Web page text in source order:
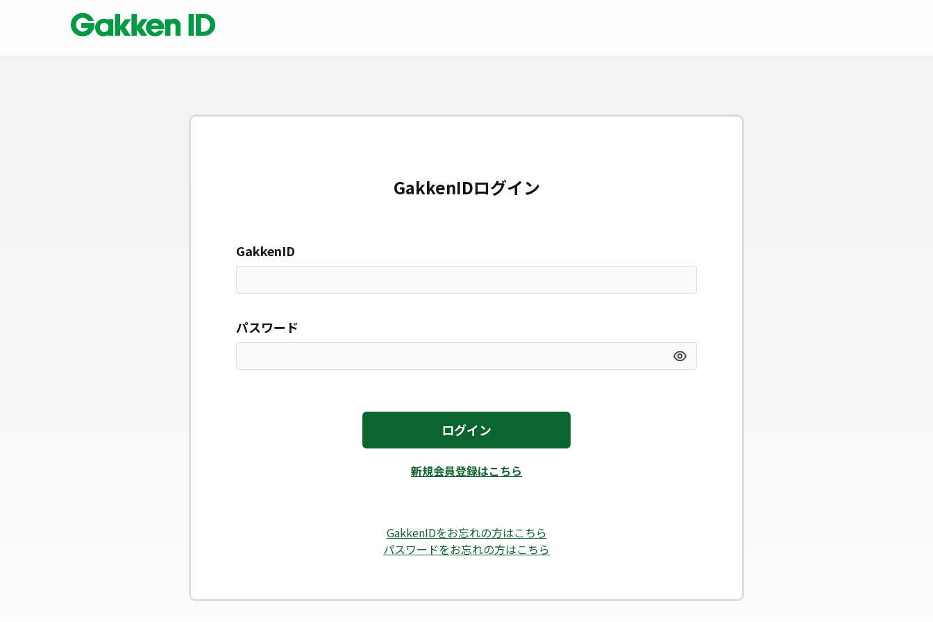
GakkenIDログイン
GakkenID
パスワード
ログイン
新規会員登録はこちら
GakkenIDをお忘れの方はこちら
パスワードをお忘れの方はこちら